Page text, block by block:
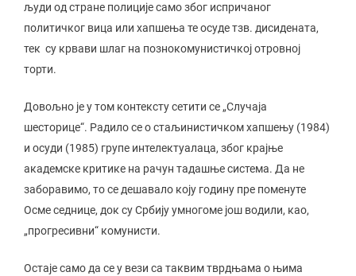
људи од стране полиције само због испричаног
политичког вица или хапшења те осуде тзв. дисидената,
тек су крвави шлаг на познокомунистичкој отровној
торти.
Довољно је у том контексту сетити се „Случаја
шесторице“. Радило се о стаљинистичком хапшењу (1984)
и осуди (1985) групе интелектуалаца, због крајње
академске критике на рачун тадашње система. Да не
заборавимо, то се дешавало коју годину пре поменуте
Осме седнице, док су Србију умногоме још водили, као,
„прогресивни“ комунисти.
Остаје само да се у вези са таквим тврдњама о њима